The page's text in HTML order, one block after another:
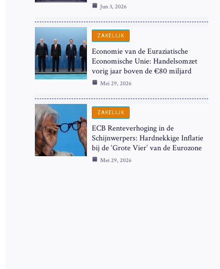
Jun 3, 2026
ZAKELIJK
Economie van de Euraziatische
Economische Unie: Handelsomzet
vorig jaar boven de €80 miljard
Mei 29, 2026
ZAKELIJK
ECB Renteverhoging in de
Schijnwerpers: Hardnekkige Inflatie
bij de ‘Grote Vier’ van de Eurozone
Mei 29, 2026